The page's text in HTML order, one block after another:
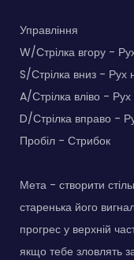
Управління
W/Стрілка вгору -
S/Стрілка вниз - Рух
A/Стрілка вліво - Рух
D/Стрілка вправо -
Пробіл - Стрибок
Мета - створити
старенька його
прогрес у верхній
якщо тебе зловлять